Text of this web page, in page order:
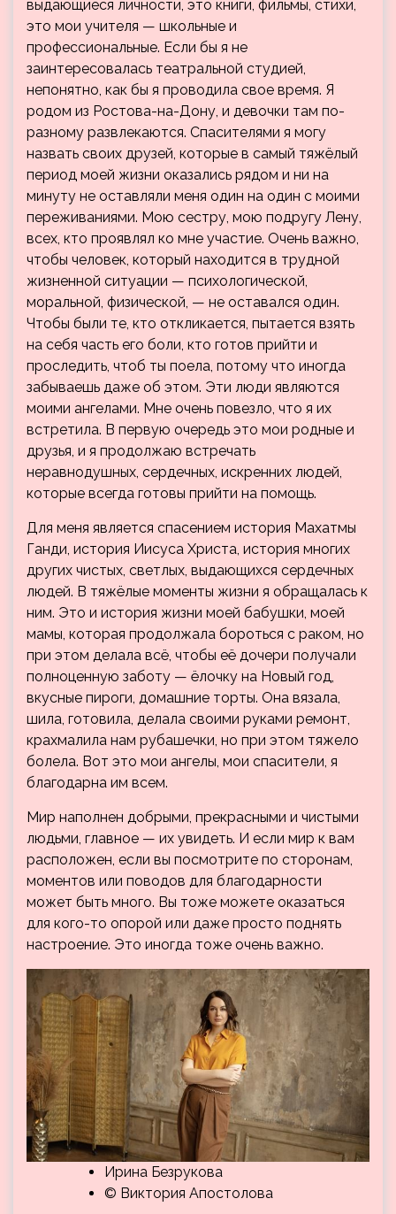
выдающиеся личности, это книги, фильмы, стихи,
это мои учителя — школьные и
профессиональные. Если бы я не
заинтересовалась театральной студией,
непонятно, как бы я проводила свое время. Я
родом из Ростова-на-Дону, и девочки там по-
разному развлекаются. Спасителями я могу
назвать своих друзей, которые в самый тяжёлый
период моей жизни оказались рядом и ни на
минуту не оставляли меня один на один с моими
переживаниями. Мою сестру, мою подругу Лену,
всех, кто проявлял ко мне участие. Очень важно,
чтобы человек, который находится в трудной
жизненной ситуации — психологической,
моральной, физической, — не оставался один.
Чтобы были те, кто откликается, пытается взять
на себя часть его боли, кто готов прийти и
проследить, чтоб ты поела, потому что иногда
забываешь даже об этом. Эти люди являются
моими ангелами. Мне очень повезло, что я их
встретила. В первую очередь это мои родные и
друзья, и я продолжаю встречать
неравнодушных, сердечных, искренних людей,
которые всегда готовы прийти на помощь.
Для меня является спасением история Махатмы
Ганди, история Иисуса Христа, история многих
других чистых, светлых, выдающихся сердечных
людей. В тяжёлые моменты жизни я обращалась к
ним. Это и история жизни моей бабушки, моей
мамы, которая продолжала бороться с раком, но
при этом делала всё, чтобы её дочери получали
полноценную заботу — ёлочку на Новый год,
вкусные пироги, домашние торты. Она вязала,
шила, готовила, делала своими руками ремонт,
крахмалила нам рубашечки, но при этом тяжело
болела. Вот это мои ангелы, мои спасители, я
благодарна им всем.
Мир наполнен добрыми, прекрасными и чистыми
людьми, главное — их увидеть. И если мир к вам
расположен, если вы посмотрите по сторонам,
моментов или поводов для благодарности
может быть много. Вы тоже можете оказаться
для кого-то опорой или даже просто поднять
настроение. Это иногда тоже очень важно.
Ирина Безрукова
© Виктория Апостолова